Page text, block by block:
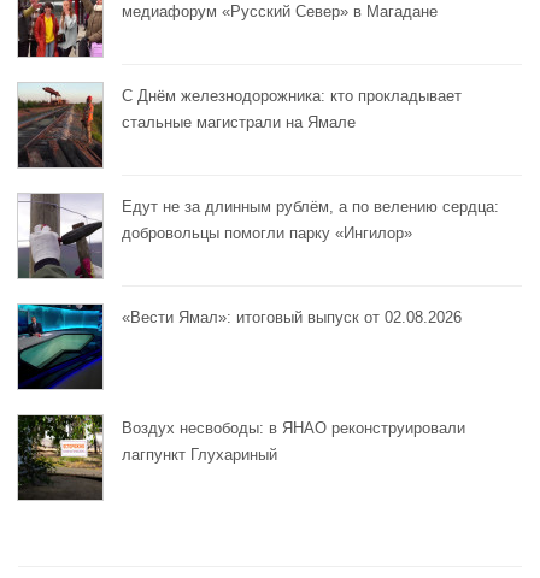
медиафорум «Русский Север» в Магадане
С Днём железнодорожника: кто прокладывает
стальные магистрали на Ямале
Едут не за длинным рублём, а по велению сердца:
добровольцы помогли парку «Ингилор»
«Вести Ямал»: итоговый выпуск от 02.08.2026
Воздух несвободы: в ЯНАО реконструировали
лагпункт Глухариный